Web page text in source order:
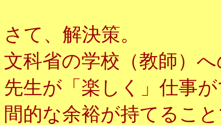
さて、解決策。
文科省の学校（教師）
先生が「楽しく」仕事
間的な余裕が持てるこ